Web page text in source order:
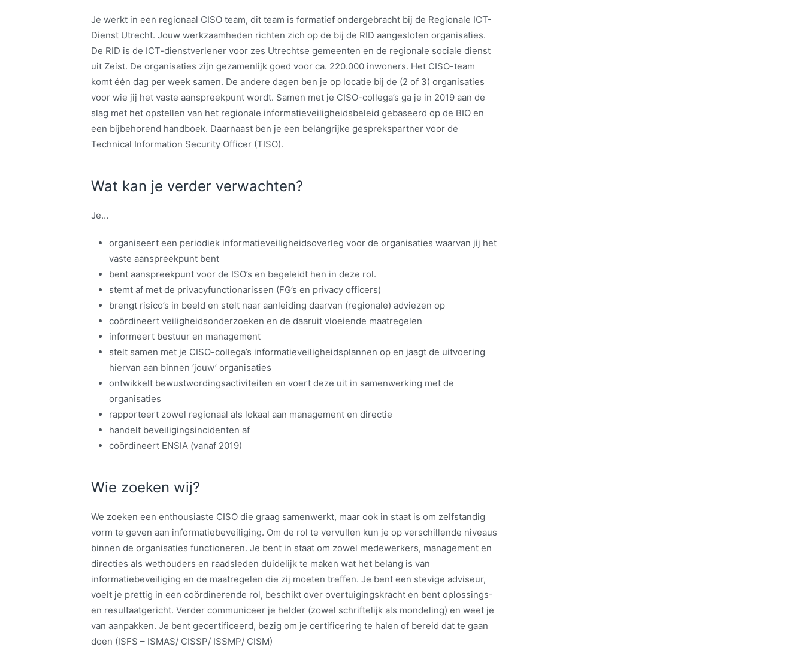
Je werkt in een regionaal CISO team, dit team is formatief ondergebracht bij de Regionale ICT-
Dienst Utrecht. Jouw werkzaamheden richten zich op de bij de RID aangesloten organisaties.
De RID is de ICT-dienstverlener voor zes Utrechtse gemeenten en de regionale sociale dienst
uit Zeist. De organisaties zijn gezamenlijk goed voor ca. 220.000 inwoners. Het CISO-team
komt één dag per week samen. De andere dagen ben je op locatie bij de (2 of 3) organisaties
voor wie jij het vaste aanspreekpunt wordt. Samen met je CISO-collega’s ga je in 2019 aan de
slag met het opstellen van het regionale informatieveiligheidsbeleid gebaseerd op de BIO en
een bijbehorend handboek. Daarnaast ben je een belangrijke gesprekspartner voor de
Technical Information Security Officer (TISO).
Wat kan je verder verwachten?
Je…
organiseert een periodiek informatieveiligheidsoverleg voor de organisaties waarvan jij het
vaste aanspreekpunt bent
bent aanspreekpunt voor de ISO’s en begeleidt hen in deze rol.
stemt af met de privacyfunctionarissen (FG’s en privacy officers)
brengt risico’s in beeld en stelt naar aanleiding daarvan (regionale) adviezen op
coördineert veiligheidsonderzoeken en de daaruit vloeiende maatregelen
informeert bestuur en management
stelt samen met je CISO-collega’s informatieveiligheidsplannen op en jaagt de uitvoering
hiervan aan binnen ‘jouw’ organisaties
ontwikkelt bewustwordingsactiviteiten en voert deze uit in samenwerking met de
organisaties
rapporteert zowel regionaal als lokaal aan management en directie
handelt beveiligingsincidenten af
coördineert ENSIA (vanaf 2019)
Wie zoeken wij?
We zoeken een enthousiaste CISO die graag samenwerkt, maar ook in staat is om zelfstandig
vorm te geven aan informatiebeveiliging. Om de rol te vervullen kun je op verschillende niveaus
binnen de organisaties functioneren. Je bent in staat om zowel medewerkers, management en
directies als wethouders en raadsleden duidelijk te maken wat het belang is van
informatiebeveiliging en de maatregelen die zij moeten treffen. Je bent een stevige adviseur,
voelt je prettig in een coördinerende rol, beschikt over overtuigingskracht en bent oplossings-
en resultaatgericht. Verder communiceer je helder (zowel schriftelijk als mondeling) en weet je
van aanpakken. Je bent gecertificeerd, bezig om je certificering te halen of bereid dat te gaan
doen (ISFS – ISMAS/ CISSP/ ISSMP/ CISM)